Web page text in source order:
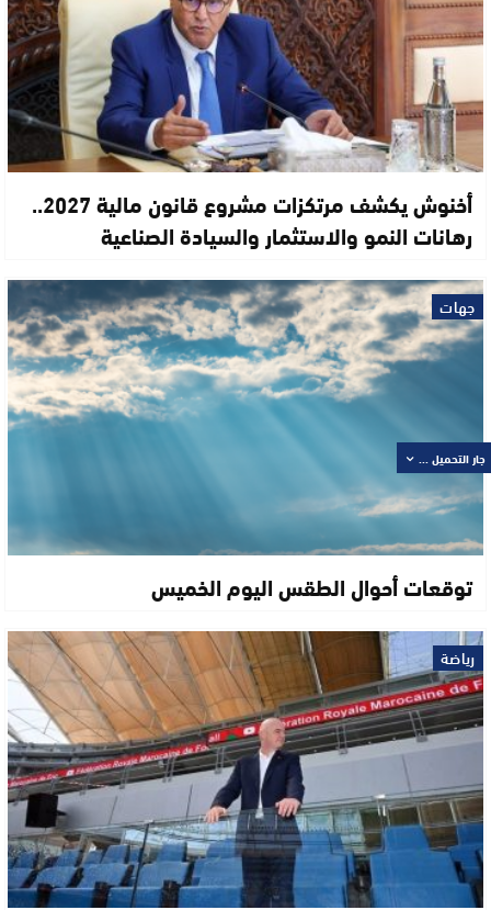
أخنوش يكشف مرتكزات مشروع قانون مالية 2027..
رهانات النمو والاستثمار والسيادة الصناعية
جهات
توقعات أحوال الطقس اليوم الخميس
رياضة
جار التحميل ...